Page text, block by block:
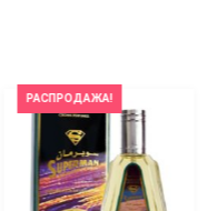
РАСПРОДАЖА!